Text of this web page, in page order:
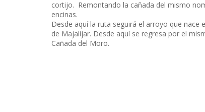
cortijo. Remontando la cañada del mismo
encinas.
Desde aquí la ruta seguirá el arroyo que
de Majalijar. Desde aquí se regresa por el
Cañada del Moro.